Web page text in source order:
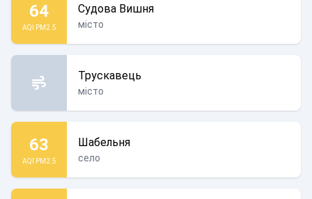
64
AQI PM2.5
Судова Вишня
місто
Трускавець
місто
63
AQI PM2.5
Шабельня
село